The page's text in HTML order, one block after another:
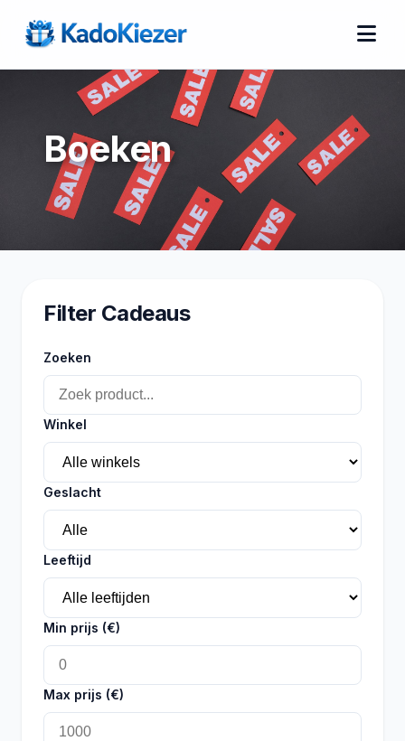
Boeken
Filter Cadeaus
Zoeken
Winkel
Geslacht
Leeftijd
Min prijs (€)
Max prijs (€)